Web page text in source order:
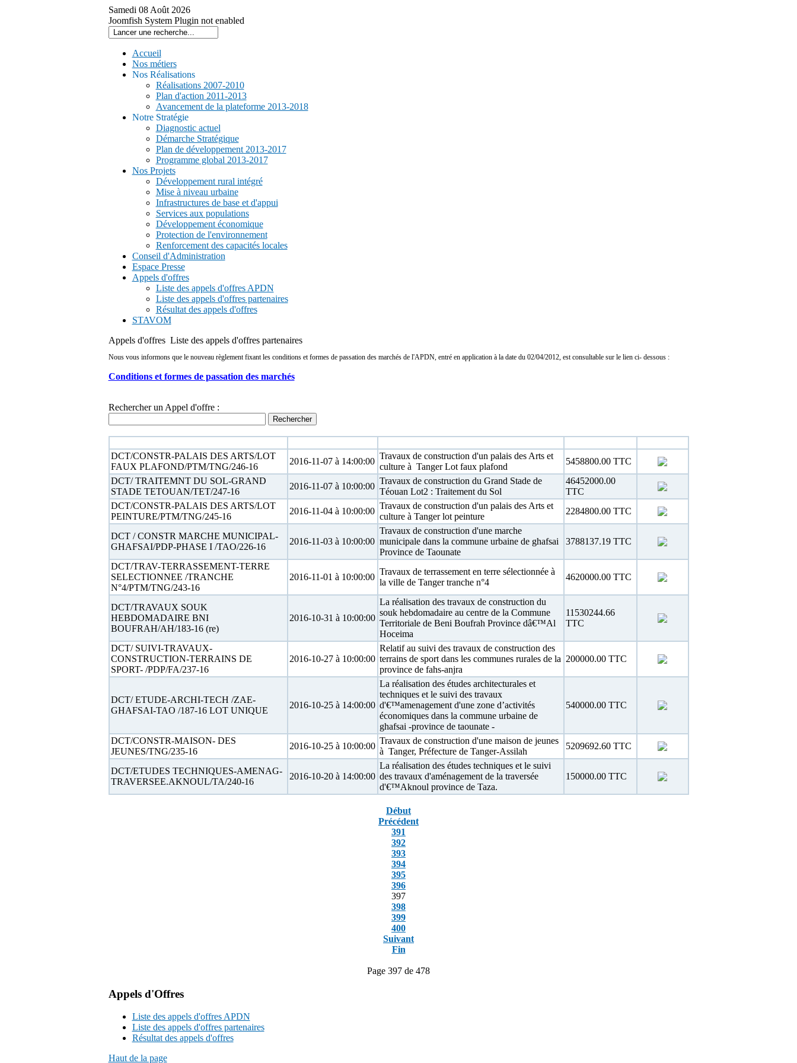
Samedi 08 Août 2026
Joomfish System Plugin not enabled
Accueil
Nos métiers
Nos Réalisations
Réalisations 2007-2010
Plan d'action 2011-2013
Avancement de la plateforme 2013-2018
Notre Stratégie
Diagnostic actuel
Démarche Stratégique
Plan de développement 2013-2017
Programme global 2013-2017
Nos Projets
Développement rural intégré
Mise à niveau urbaine
Infrastructures de base et d'appui
Services aux populations
Développement économique
Protection de l'environnement
Renforcement des capacités locales
Conseil d'Administration
Espace Presse
Appels d'offres
Liste des appels d'offres APDN
Liste des appels d'offres partenaires
Résultat des appels d'offres
STAVOM
Appels d'offres Liste des appels d'offres partenaires
Nous vous informons que le nouveau règlement fixant les conditions et formes de passation des marchés de l'APDN, entré en application à la date du 02/04/2012, est consultable sur le lien ci- dessous :
Conditions et formes de passation des marchés
Rechercher un Appel d'offre :
DCT/CONSTR-PALAIS DES ARTS/LOT
FAUX PLAFOND/PTM/TNG/246-16
2016-11-07 à 14:00:00
Travaux de construction d'un palais des Arts et
culture à Tanger Lot faux plafond
5458800.00 TTC
DCT/ TRAITEMNT DU SOL-GRAND
STADE TETOUAN/TET/247-16
2016-11-07 à 10:00:00
Travaux de construction du Grand Stade de
Téouan Lot2 : Traitement du Sol
46452000.00
TTC
DCT/CONSTR-PALAIS DES ARTS/LOT
PEINTURE/PTM/TNG/245-16
2016-11-04 à 10:00:00
Travaux de construction d'un palais des Arts et
culture à Tanger lot peinture
2284800.00 TTC
DCT / CONSTR MARCHE MUNICIPAL-
GHAFSAI/PDP-PHASE I /TAO/226-16
2016-11-03 à 10:00:00
Travaux de construction d'une marche
municipale dans la commune urbaine de ghafsai
Province de Taounate
3788137.19 TTC
DCT/TRAV-TERRASSEMENT-TERRE
SELECTIONNEE /TRANCHE
N°4/PTM/TNG/243-16
2016-11-01 à 10:00:00
Travaux de terrassement en terre sélectionnée à
la ville de Tanger tranche n°4
4620000.00 TTC
DCT/TRAVAUX SOUK
HEBDOMADAIRE BNI
BOUFRAH/AH/183-16 (re)
2016-10-31 à 10:00:00
La réalisation des travaux de construction du
souk hebdomadaire au centre de la Commune
Territoriale de Beni Boufrah Province dâ€™Al
Hoceima
11530244.66
TTC
DCT/ SUIVI-TRAVAUX-
CONSTRUCTION-TERRAINS DE
SPORT- /PDP/FA/237-16
2016-10-27 à 10:00:00
Relatif au suivi des travaux de construction des
terrains de sport dans les communes rurales de la
province de fahs-anjra
200000.00 TTC
DCT/ ETUDE-ARCHI-TECH /ZAE-
GHAFSAI-TAO /187-16 LOT UNIQUE
2016-10-25 à 14:00:00
La réalisation des études architecturales et
techniques et le suivi des travaux
d'€™amenagement d'une zone d’activités
économiques dans la commune urbaine de
ghafsai -province de taounate -
540000.00 TTC
DCT/CONSTR-MAISON- DES
JEUNES/TNG/235-16
2016-10-25 à 10:00:00
Travaux de construction d'une maison de jeunes
à Tanger, Préfecture de Tanger-Assilah
5209692.60 TTC
DCT/ETUDES TECHNIQUES-AMENAG-
TRAVERSEE.AKNOUL/TA/240-16
2016-10-20 à 14:00:00
La réalisation des études techniques et le suivi
des travaux d'aménagement de la traversée
d'€™Aknoul province de Taza.
150000.00 TTC
Début
Précédent
391
392
393
394
395
396
397
398
399
400
Suivant
Fin
Page 397 de 478
Appels d'Offres
Liste des appels d'offres APDN
Liste des appels d'offres partenaires
Résultat des appels d'offres
Haut de la page